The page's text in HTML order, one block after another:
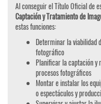
Al conseguir el Título Oficial de
Captación y Tratamiento de
estas funciones:
Determinar la viabilidad
fotográfico
Planificar la captación y
procesos fotográficos
Montar e instalar los
o espectáculos y